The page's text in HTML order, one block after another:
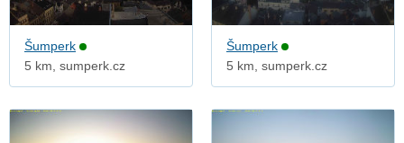
Šumperk
5 km, sumperk.cz
Šumperk
5 km, sumperk.cz